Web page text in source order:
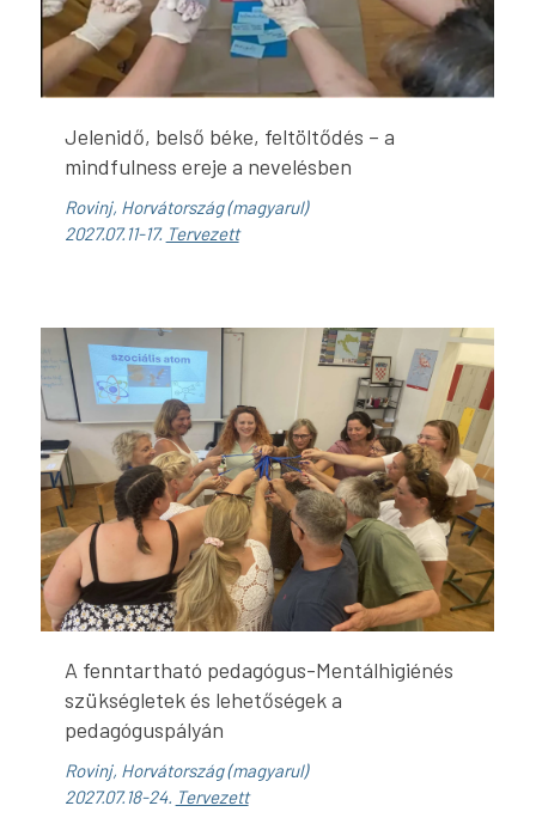
Jelenidő, belső béke, feltöltődés – a
mindfulness ereje a nevelésben
Rovinj, Horvátország (magyarul)
2027.07.11-17. Tervezett
A fenntartható pedagógus-Mentálhigiénés
szükségletek és lehetőségek a
pedagóguspályán
Rovinj, Horvátország (magyarul)
2027.07.18-24. Tervezett